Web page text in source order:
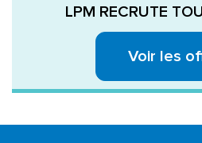
LPM RECRUTE
Voir les